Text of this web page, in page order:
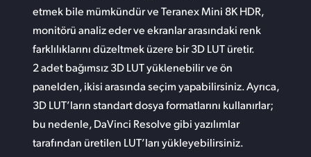
etmek bile mümkündür ve Teranex Mini 8K HDR,
monitörü analiz eder ve ekranlar arasındaki renk
farklılıklarını düzeltmek üzere bir 3D LUT üretir.
2 adet bağımsız 3D LUT yüklenebilir ve ön
panelden, ikisi arasında seçim yapabilirsiniz. Ayrıca,
3D LUT’ların standart dosya formatlarını kullanırlar;
bu nedenle, DaVinci Resolve gibi yazılımlar
tarafından üretilen LUT’ları yükleyebilirsiniz.